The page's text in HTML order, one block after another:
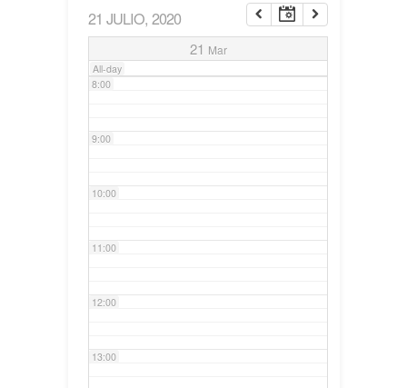
21 JULIO, 2020
21 Mar
All-day
7:00
8:00
9:00
10:00
11:00
12:00
13:00